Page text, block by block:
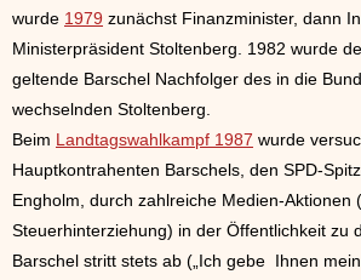
wurde 1979 zunächst Finanzminister, dann
Ministerpräsident Stoltenberg. 1982 wurde
geltende Barschel Nachfolger des in die
wechselnden Stoltenberg.
Beim Landtagswahlkampf 1987 wurde
Hauptkontrahenten Barschels, den SPD-
Engholm, durch zahlreiche Medien-Aktionen
Steuerhinterziehung) in der Öffentlichkeit zu
Barschel stritt stets ab („Ich gebe Ihnen